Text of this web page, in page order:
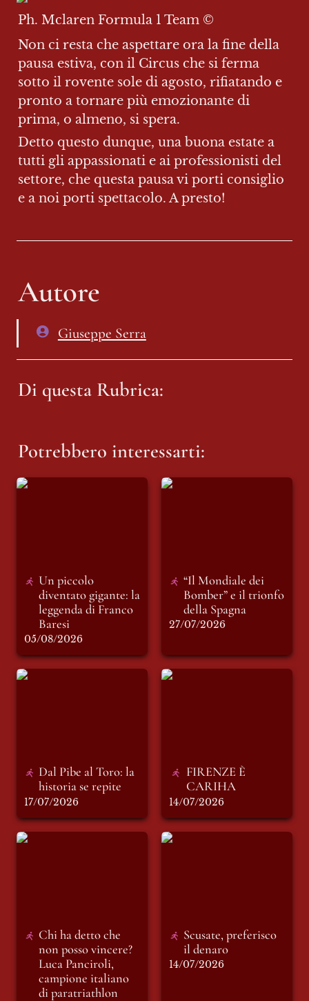
Ph. Mclaren Formula 1 Team ©️
Non ci resta che aspettare ora la fine della
pausa estiva, con il Circus che si ferma
sotto il rovente sole di agosto, rifiatando e
pronto a tornare più emozionante di
prima, o almeno, si spera.
Detto questo dunque, una buona estate a
tutti gli appassionati e ai professionisti del
settore, che questa pausa vi porti consiglio
e a noi porti spettacolo. A presto!
Autore
Giuseppe Serra
Di questa Rubrica:
Potrebbero interessarti:
Un piccolo
Un piccolo
diventato gigante: la
leggenda di Franco
Baresi
05/08/2026
“Il Mondiale dei
“Il Mondiale dei
Bomber” e il trionfo
della Spagna
27/07/2026
Dal Pibe al Toro: la
Dal Pibe al Toro: la
historia se repite
17/07/2026
FIRENZE È
FIRENZE È
CARIHA
14/07/2026
Chi ha detto che non
Chi ha detto che
non posso vincere?
Luca Panciroli,
campione italiano
di paratriathlon
Scusate, preferisco il
Scusate, preferisco
il denaro
14/07/2026